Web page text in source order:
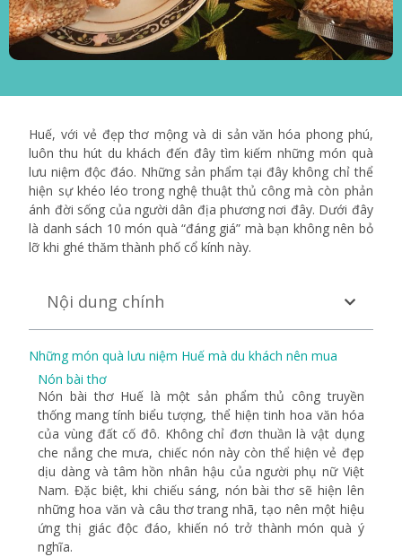
Huế, với vẻ đẹp thơ mộng và di sản văn hóa phong phú,
luôn thu hút du khách đến đây tìm kiếm những món quà
lưu niệm độc đáo. Những sản phẩm tại đây không chỉ thể
hiện sự khéo léo trong nghệ thuật thủ công mà còn phản
ánh đời sống của người dân địa phương nơi đây. Dưới đây
là danh sách 10 món quà “đáng giá” mà bạn không nên bỏ
lỡ khi ghé thăm thành phố cổ kính này.
Nội dung chính
Những món quà lưu niệm Huế mà du khách nên mua
Nón bài thơ
Nón bài thơ Huế là một sản phẩm thủ công truyền
thống mang tính biểu tượng, thể hiện tinh hoa văn hóa
của vùng đất cố đô. Không chỉ đơn thuần là vật dụng
che nắng che mưa, chiếc nón này còn thể hiện vẻ đẹp
dịu dàng và tâm hồn nhân hậu của người phụ nữ Việt
Nam. Đặc biệt, khi chiếu sáng, nón bài thơ sẽ hiện lên
những hoa văn và câu thơ trang nhã, tạo nên một hiệu
ứng thị giác độc đáo, khiến nó trở thành món quà ý
nghĩa.